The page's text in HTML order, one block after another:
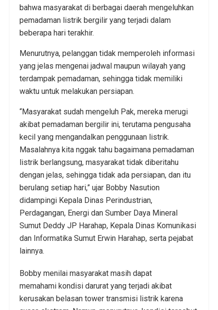
bahwa masyarakat di berbagai daerah mengeluhkan
pemadaman listrik bergilir yang terjadi dalam
beberapa hari terakhir.
Menurutnya, pelanggan tidak memperoleh informasi
yang jelas mengenai jadwal maupun wilayah yang
terdampak pemadaman, sehingga tidak memiliki
waktu untuk melakukan persiapan.
“Masyarakat sudah mengeluh Pak, mereka merugi
akibat pemadaman bergilir ini, terutama pengusaha
kecil yang mengandalkan penggunaan listrik.
Masalahnya kita nggak tahu bagaimana pemadaman
listrik berlangsung, masyarakat tidak diberitahu
dengan jelas, sehingga tidak ada persiapan, dan itu
berulang setiap hari,” ujar Bobby Nasution
didampingi Kepala Dinas Perindustrian,
Perdagangan, Energi dan Sumber Daya Mineral
Sumut Deddy JP Harahap, Kepala Dinas Komunikasi
dan Informatika Sumut Erwin Harahap, serta pejabat
lainnya.
Bobby menilai masyarakat masih dapat
memahami kondisi darurat yang terjadi akibat
kerusakan belasan tower transmisi listrik karena